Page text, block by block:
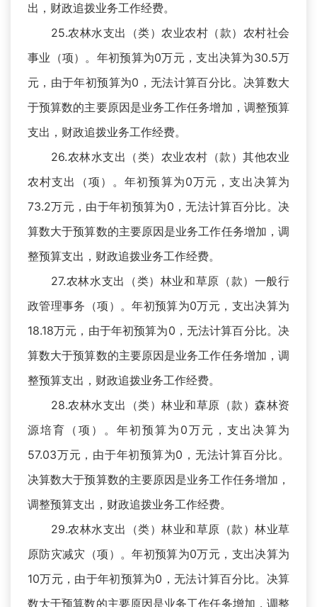
出，财政追拨业务工作经费。
25.农林水支出（类）农业农村（款）农村社会
事业（项）。年初预算为0万元，支出决算为30.5万
元，由于年初预算为0，无法计算百分比。决算数大
于预算数的主要原因是业务工作任务增加，调整预算
支出，财政追拨业务工作经费。
26.农林水支出（类）农业农村（款）其他农业
农村支出（项）。年初预算为0万元，支出决算为
73.2万元，由于年初预算为0，无法计算百分比。决
算数大于预算数的主要原因是业务工作任务增加，调
整预算支出，财政追拨业务工作经费。
27.农林水支出（类）林业和草原（款）一般行
政管理事务（项）。年初预算为0万元，支出决算为
18.18万元，由于年初预算为0，无法计算百分比。决
算数大于预算数的主要原因是业务工作任务增加，调
整预算支出，财政追拨业务工作经费。
28.农林水支出（类）林业和草原（款）森林资
源培育（项）。年初预算为0万元，支出决算为
57.03万元，由于年初预算为0，无法计算百分比。
决算数大于预算数的主要原因是业务工作任务增加，
调整预算支出，财政追拨业务工作经费。
29.农林水支出（类）林业和草原（款）林业草
原防灾减灾（项）。年初预算为0万元，支出决算为
10万元，由于年初预算为0，无法计算百分比。决算
数大于预算数的主要原因是业务工作任务增加，调整